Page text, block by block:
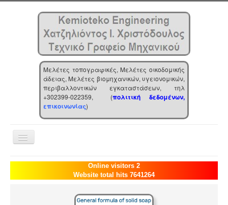
Μελέτες τοπογραφικές, Μελέτες οικοδομικής
άδειας, Μελέτες βιομηχανικών, υγειονομικών,
περιβαλλοντικών εγκαταστάσεων, τηλ
+302399-022359, (πολιτική δεδομένων,
επικοινωνίας)
Toggle
Navigation
Αρχική
Επιχείρηση
Online visitors 2
Website total hits 7641264